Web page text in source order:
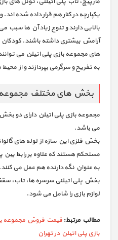
یکپارچه در کنار هم قرار داده شده
بالایی دارند و تنوع زیاد آن ها
آرامش بیشتری داشته باشند. کودکان
های مجموعه بازی پلی اتیلن می
به تفریح و سرگرمی بپردازند و از
بخش های مختلف مجموعه
مجموعه بازی پلی اتیلن دارای دو
می باشد.
بخش فلزی این سازه از لوله های
مستحکم هستند که علاوه بر رابط
به عنوان نگه دارنده هم عمل می کنند.
بخش پلی اتیلنی سرسره ها، تاب، سقف
لوازم بازی را شامل می شود.
مطالب مرتبط: قیمت فروش مجموعه
بازی پلی اتیلن در تهران